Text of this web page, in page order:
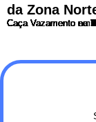
da Zona
Caça Vazamento no
Caça Vazamento na
Caça Vazamento na
Caça Vazamento na
Caça Vazamento no
Caça Vazamento no
Caça Vazamento no
Caça Vazamento no
Caça Vazamento no
Caça Vazamento no
Caça Vazamento em
Caça Vazamento em
Caça Vazamento em
Caça Vazamento no
Caça Vazamento no
Caça Vazamento na
Caça Vazamento na
Caça Vazamento na
Caça Vazamento na